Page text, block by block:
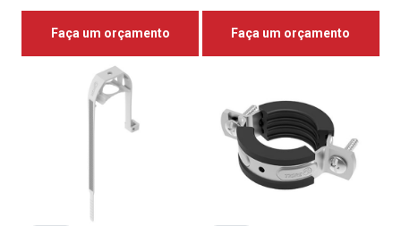
Faça um orçamento Faça um orçamento